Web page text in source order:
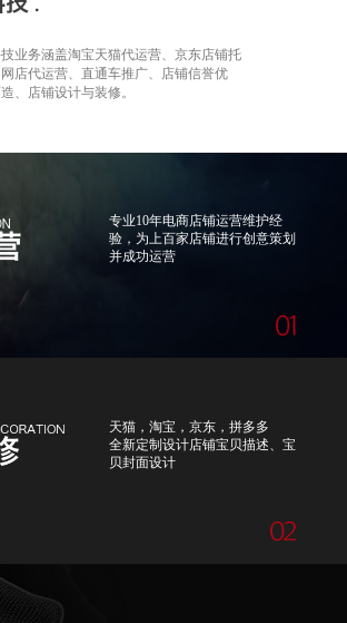
业务涵盖淘宝天猫代运营、京东店铺托
店代运营、直通车推广、店铺信誉优
、店铺设计与装修。
专业10年电商店铺运营维护经
验，为上百家店铺进行创意策划
并成功运营
天猫，淘宝，京东，拼多多
全新定制设计店铺宝贝描述、宝
贝封面设计